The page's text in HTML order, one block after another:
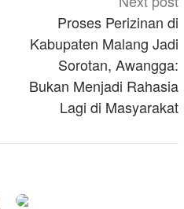
Proses Perizinan di
Kabupaten Malang Jadi
Sorotan, Awangga:
Bukan Menjadi Rahasia
Lagi di Masyarakat